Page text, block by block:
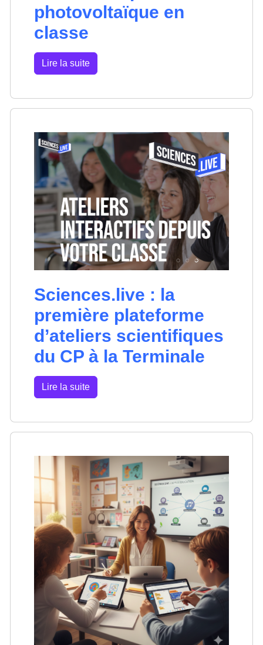
photovoltaïque en
classe
Lire la suite
Sciences.live : la
première plateforme
d’ateliers scientifiques
du CP à la Terminale
Lire la suite